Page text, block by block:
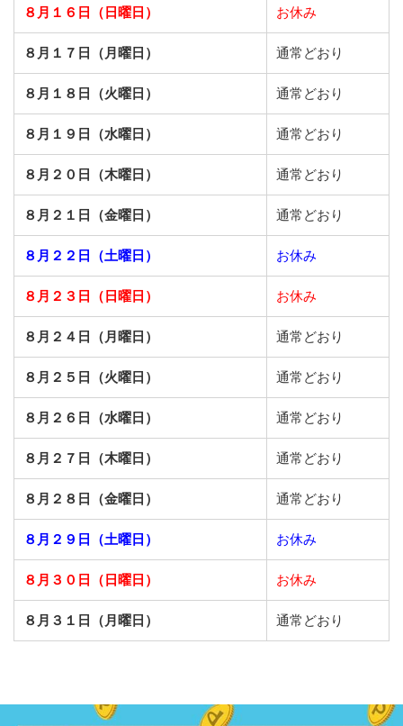
８月１６日（日曜日） お休み
８月１７日（月曜日） 通常どおり
８月１８日（火曜日） 通常どおり
８月１９日（水曜日） 通常どおり
８月２０日（木曜日） 通常どおり
８月２１日（金曜日） 通常どおり
８月２２日（土曜日） お休み
８月２３日（日曜日） お休み
８月２４日（月曜日） 通常どおり
８月２５日（火曜日） 通常どおり
８月２６日（水曜日） 通常どおり
８月２７日（木曜日） 通常どおり
８月２８日（金曜日） 通常どおり
８月２９日（土曜日） お休み
８月３０日（日曜日） お休み
８月３１日（月曜日） 通常どおり